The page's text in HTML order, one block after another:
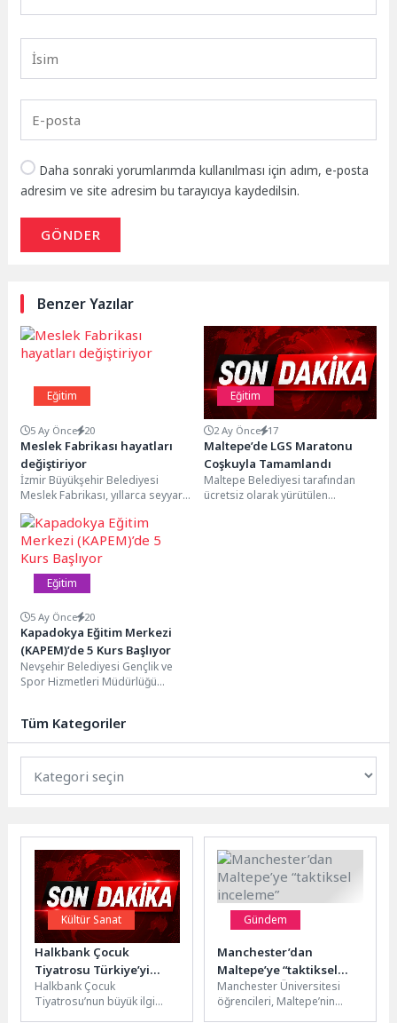
Daha sonraki yorumlarımda kullanılması için adım, e-posta
adresim ve site adresim bu tarayıcıya kaydedilsin.
GÖNDER
Benzer Yazılar
Eğitim
5 Ay Önce 20
Meslek Fabrikası hayatları
değiştiriyor
İzmir Büyükşehir Belediyesi
Meslek Fabrikası, yıllarca seyyar
satıcılık yapan ve zorluklarla
mücadele eden yurttaşlara umut...
Eğitim
2 Ay Önce 17
Maltepe’de LGS Maratonu
Coşkuyla Tamamlandı
Maltepe Belediyesi tarafından
ücretsiz olarak yürütülen
Eğitim
5 Ay Önce 20
Kapadokya Eğitim Merkezi
(KAPEM)’de 5 Kurs Başlıyor
Nevşehir Belediyesi Gençlik ve
Spor Hizmetleri Müdürlüğü
Merkezi (KAPEM)’de 5...
Tüm Kategoriler
Kültür Sanat
Halkbank Çocuk
Tiyatrosu Türkiye’yi
Dolaşmayı Sürdürüyor
Halkbank Çocuk
Tiyatrosu’nun büyük ilgi
Gündem
Manchester’dan
Maltepe’ye “taktiksel
inceleme”
Manchester Üniversitesi
öğrencileri, Maltepe’nin